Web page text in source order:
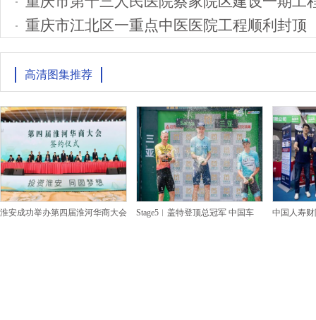
重庆市江北区一重点中医医院工程顺利封顶
高清图集推荐
淮安成功举办第四届淮河华商大会 Stage5︱盖特登顶总冠军 中国车 中国人寿